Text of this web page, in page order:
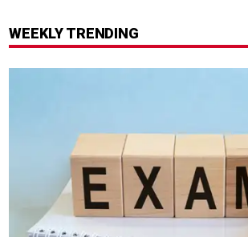
WEEKLY TRENDING